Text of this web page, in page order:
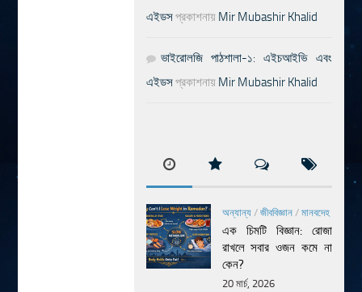
এইডসপ্রকাশনায় Mir Mubashir Khalid
ভাইরোলজি পাঠশালা-১: এইচআইভি এবং
এইডসপ্রকাশনায় Mir Mubashir Khalid
অন্যান্য/ জীববিজ্ঞান/ মানবদেহ
এক চিমটি বিজ্ঞান: রোজা
রাখলে সবার ওজন কমে না
কেন?
20 মার্চ, 2026